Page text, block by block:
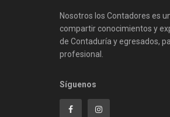
Nosotros los Contadores es
compartir conocimientos y
de Contaduría y egresados,
profesional.
Síguenos